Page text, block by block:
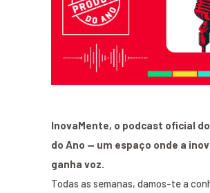
InovaMente, o podcast oficial
do Ano — um espaço onde a
ganha voz.
Todas as semanas, damos-te a